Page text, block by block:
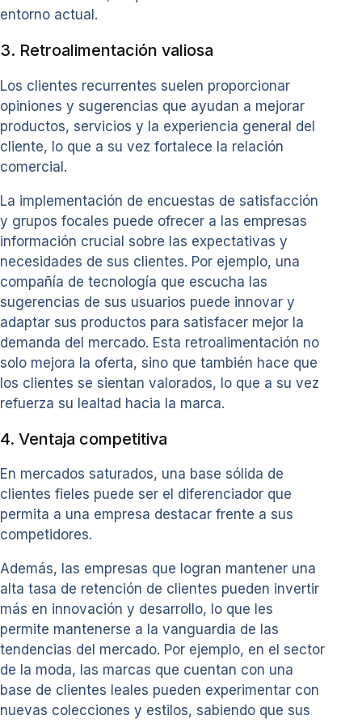
entorno actual.
3. Retroalimentación valiosa
Los clientes recurrentes suelen proporcionar
opiniones y sugerencias que ayudan a mejorar
productos, servicios y la experiencia general del
cliente, lo que a su vez fortalece la relación
comercial.
La implementación de encuestas de satisfacción
y grupos focales puede ofrecer a las empresas
información crucial sobre las expectativas y
necesidades de sus clientes. Por ejemplo, una
compañía de tecnología que escucha las
sugerencias de sus usuarios puede innovar y
adaptar sus productos para satisfacer mejor la
demanda del mercado. Esta retroalimentación no
solo mejora la oferta, sino que también hace que
los clientes se sientan valorados, lo que a su vez
refuerza su lealtad hacia la marca.
4. Ventaja competitiva
En mercados saturados, una base sólida de
clientes fieles puede ser el diferenciador que
permita a una empresa destacar frente a sus
competidores.
Además, las empresas que logran mantener una
alta tasa de retención de clientes pueden invertir
más en innovación y desarrollo, lo que les
permite mantenerse a la vanguardia de las
tendencias del mercado. Por ejemplo, en el sector
de la moda, las marcas que cuentan con una
base de clientes leales pueden experimentar con
nuevas colecciones y estilos, sabiendo que sus